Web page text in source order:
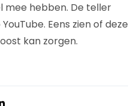
mee hebben. De teller
Eens zien of deze
kan zorgen.